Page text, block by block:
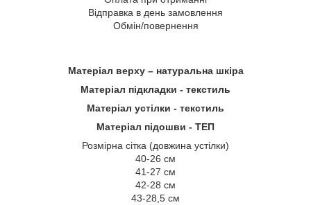
Відправка в день замовлення
Обмін/повернення
Матеріал верху – натуральна шкіра
Матеріал підкладки - текстиль
Матеріал устілки - текстиль
Матеріал підошви - ТЕП
Розмірна сітка (довжина устілки)
40-26 см
41-27 см
42-28 см
43-28,5 см